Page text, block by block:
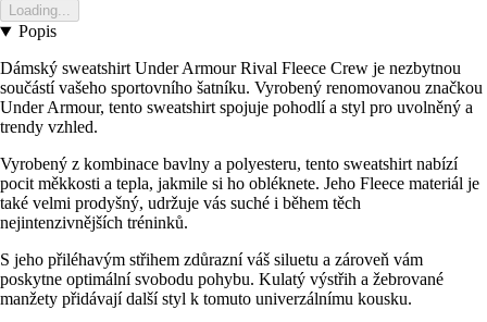
Loading...
Popis
Dámský sweatshirt Under Armour Rival Fleece Crew je nezbytnou
součástí vašeho sportovního šatníku. Vyrobený renomovanou značkou
Under Armour, tento sweatshirt spojuje pohodlí a styl pro uvolněný a
trendy vzhled.
Vyrobený z kombinace bavlny a polyesteru, tento sweatshirt nabízí
pocit měkkosti a tepla, jakmile si ho obléknete. Jeho Fleece materiál je
také velmi prodyšný, udržuje vás suché i během těch
nejintenzivnějších tréninků.
S jeho přiléhavým střihem zdůrazní váš siluetu a zároveň vám
poskytne optimální svobodu pohybu. Kulatý výstřih a žebrované
manžety přidávají další styl k tomuto univerzálnímu kousku.